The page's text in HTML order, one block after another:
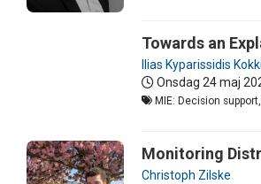
Towards an
Ilias Kyparissidis
Onsdag 24 maj
MIE: Decision
Monitoring
Christoph Zilske